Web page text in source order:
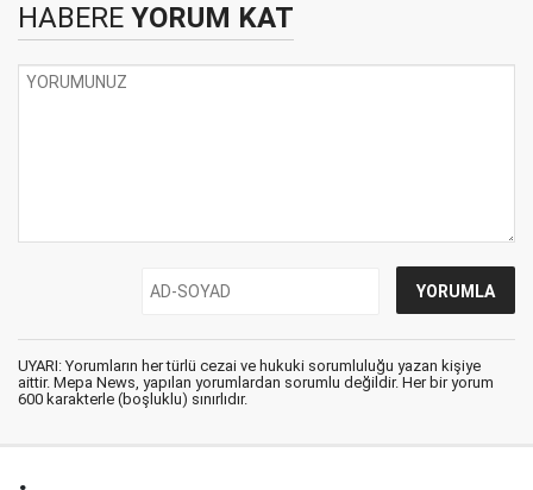
HABERE YORUM KAT
UYARI: Yorumların her türlü cezai ve hukuki sorumluluğu yazan kişiye
aittir. Mepa News, yapılan yorumlardan sorumlu değildir. Her bir yorum
600 karakterle (boşluklu) sınırlıdır.